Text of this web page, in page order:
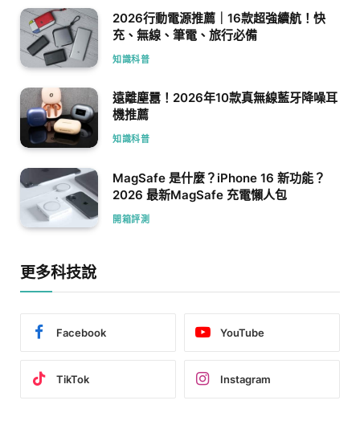
2026行動電源推薦｜16款超強續航！快
充、無線、筆電、旅行必備
知識科普
遠離塵囂！2026年10款真無線藍牙降噪耳
機推薦
知識科普
MagSafe 是什麼？iPhone 16 新功能？
2026 最新MagSafe 充電懶人包
開箱評測
更多科技說
Facebook YouTube
TikTok Instagram